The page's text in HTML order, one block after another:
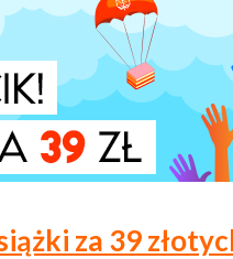
za 39